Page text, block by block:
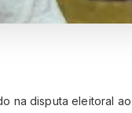
na disputa eleitoral ao